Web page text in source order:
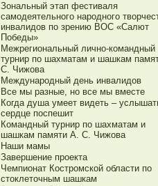
Зональный этап фестиваля
самодеятельного народного
инвалидов по зрению ВОС «Салют
Победы»
Межрегиональный лично-командный
турнир по шахматам и шашкам
С. Чижова
Международный день инвалидов
Все мы разные, но все мы вместе
Когда душа умеет видеть –
сердце поспешит
Командный турнир по шахматам и
шашкам памяти А. С. Чижова
Наши мамы
Завершение проекта
Чемпионат Костромской области по
стоклеточным шашкам